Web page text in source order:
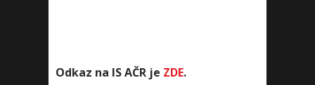
Odkaz na IS AČR je ZDE.